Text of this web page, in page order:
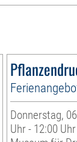
Donnerstag,
Uhr - 12:00 Uhr